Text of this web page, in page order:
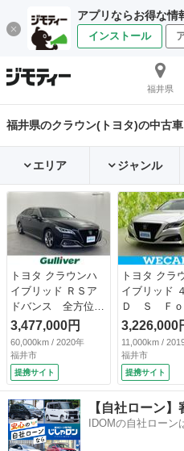
アプリならお得な情
インストール
福井県
福井県のクラウン(トヨタ)の中古車
エリア ジャンル
トヨタ クラウンハ
イブリッド ＲＳア
ドバンス 全方位カ
メラ、パワーシー
ト、ＥＴＣ、追従式
クルーズコントロー
ル、コーナーセンサ
ー、レーンアシス
ト、オートライト、
パワーバックドア、
純正ＡＷ、純正フロ
アマット、ドライブ
3,477,000円
60,000km / 2020年
福井市
提携サイト
トヨタ クラ
イブリッド
Ｄ Ｓ Ｆｏ
レガンスス
純正 ８イ
Ｄナビ／トヨ
フティセンス
トヒーター
パノラミッ
モニター／
防止支援シス
3,226,000
11,000km /
福井市
提携サイト
【自社ローン
IDOMの自社ローン